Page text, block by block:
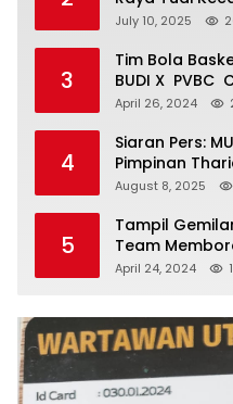
Al Mu’min
July 10, 2025
3
Tim Bola
BUDI X PVBC
April 26, 2024
4
Siaran Pers:
Pimpinan
Jaga Umat
August 8, 2025
5
Tampil
Team
April 24, 2024